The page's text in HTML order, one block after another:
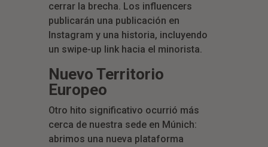
cerrar la brecha. Los influencers
publicarán una publicación en
Instagram y una historia, incluyendo
un swipe-up link hacia el minorista.
Nuevo Territorio
Europeo
Otro hito significativo ocurrió más
cerca de nuestra sede en Múnich:
abrimos una nueva plataforma